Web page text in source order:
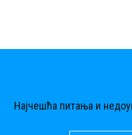
Најчешћа питања и